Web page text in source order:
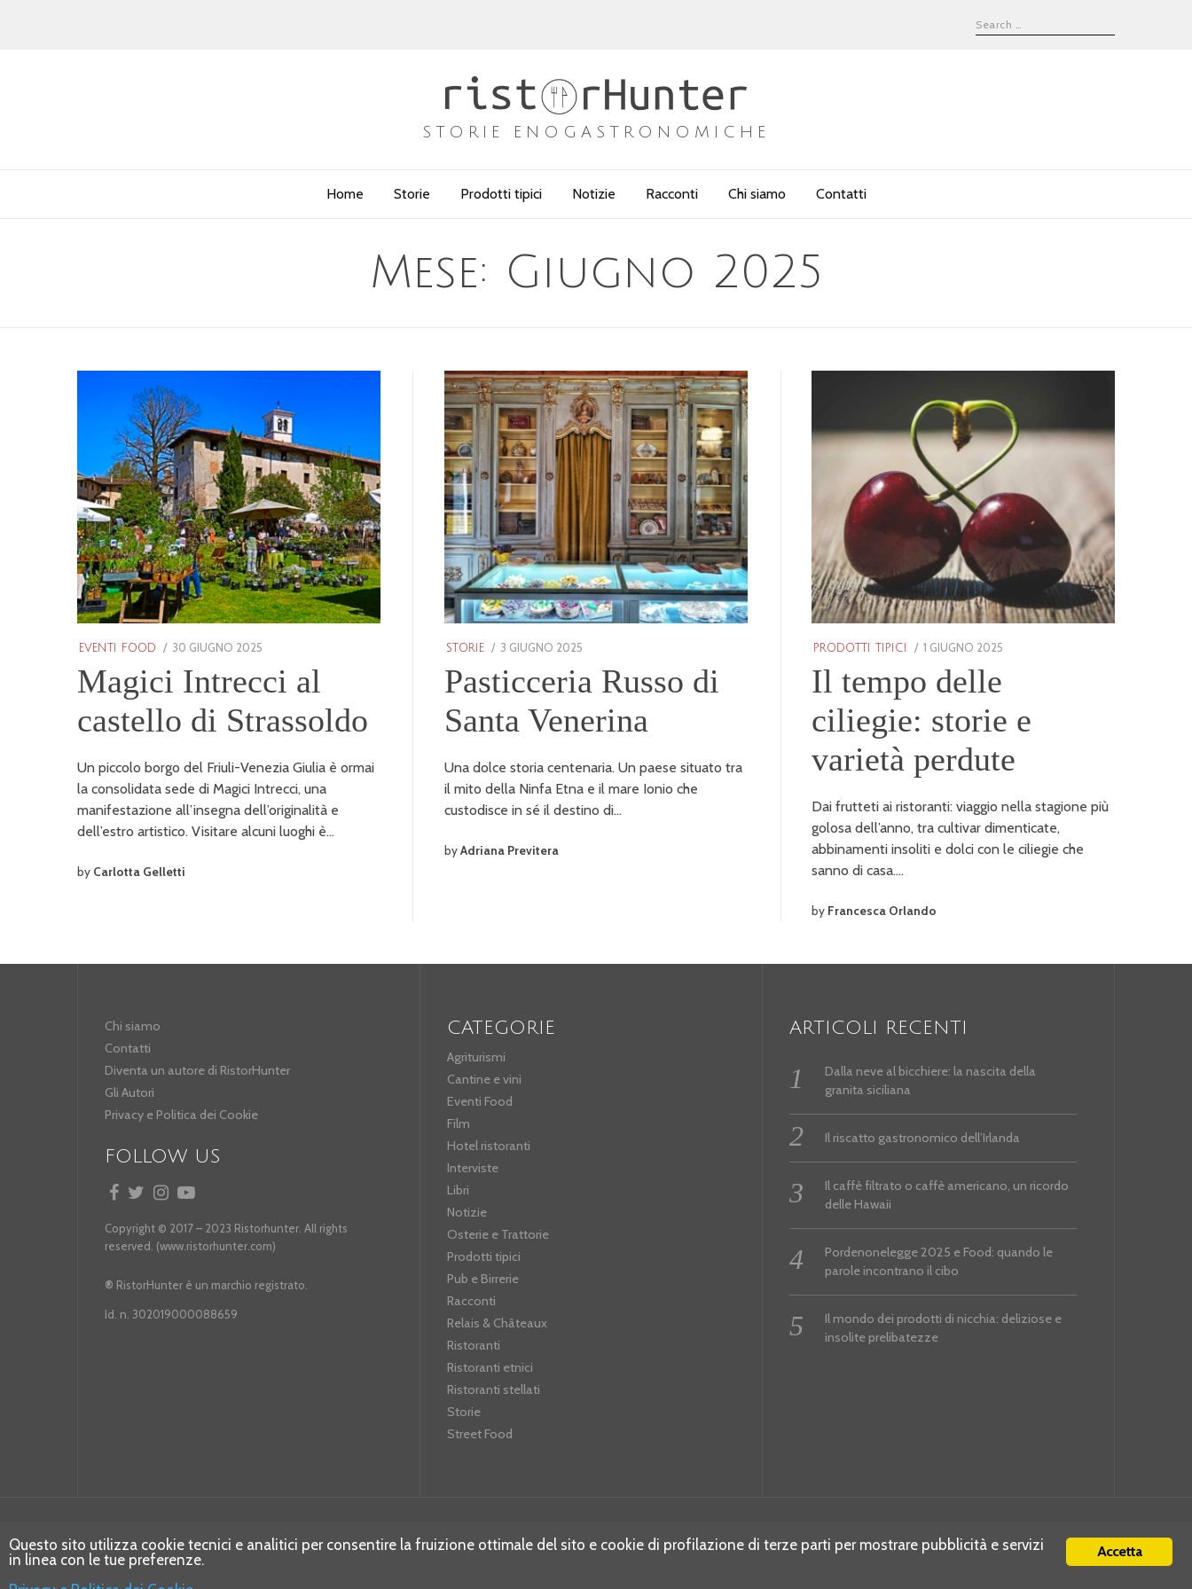
STORIE ENOGASTRONOMICHE
Home Storie Prodotti tipici Notizie Racconti Chi siamo Contatti
Mese: Giugno 2025
EVENTI FOOD
POSTED
ON
30 GIUGNO 2025
GENNAIO
2026
Magici Intrecci al
castello di Strassoldo
Un piccolo borgo del Friuli-Venezia Giulia è ormai
la consolidata sede di Magici Intrecci, una
manifestazione all’insegna dell’originalità e
dell’estro artistico. Visitare alcuni luoghi è…
by Carlotta Gelletti
STORIE
POSTED
ON
3 GIUGNO 2025
GENNAIO
2026
Pasticceria Russo di
Santa Venerina
Una dolce storia centenaria. Un paese situato tra
il mito della Ninfa Etna e il mare Ionio che
custodisce in sé il destino di…
byAdriana Previtera
PRODOTTI TIPICI
POSTED
1 GIUGNO 2025
Il tempo delle
ciliegie: storie e
varietà perdute
Dai frutteti ai ristoranti: viaggio nella stagione più
golosa dell’anno, tra cultivar dimenticate,
abbinamenti insoliti e dolci con le ciliegie che
sanno di casa.…
by Francesca Orlando
Chi siamo
Contatti
Diventa un autore di RistorHunter
Gli Autori
Privacy e Politica dei Cookie
FOLLOW US
Copyright © 2017 – 2023 Ristorhunter. All rights
reserved. (www.ristorhunter.com)
® RistorHunter è un marchio registrato.
Id. n. 302019000088659
CATEGORIE
Agriturismi
Cantine e vini
Eventi Food
Film
Hotel ristoranti
Interviste
Libri
Notizie
Osterie e Trattorie
Prodotti tipici
Pub e Birrerie
Racconti
Relais & Châteaux
Ristoranti
Ristoranti etnici
Ristoranti stellati
Storie
Street Food
ARTICOLI RECENTI
Dalla neve al bicchiere: la nascita della
granita siciliana
Il riscatto gastronomico dell’Irlanda
Il caffè filtrato o caffè americano, un ricordo
delle Hawaii
Pordenonelegge 2025 e Food: quando le
parole incontrano il cibo
Il mondo dei prodotti di nicchia: deliziose e
insolite prelibatezze
WWW.RISTORHUNTER.COM Accetta
Questo sito utilizza cookie tecnici e analitici per consentire la fruizione ottimale del sito e cookie di profilazione di terze parti per mostrare pubblicità e servizi
in linea con le tue preferenze.